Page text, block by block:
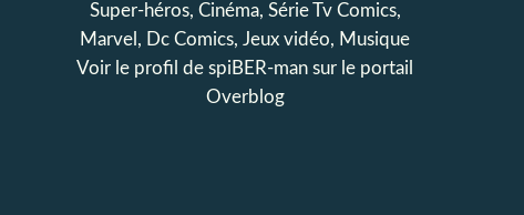
Super-héros, Cinéma, Série Tv Comics,
Marvel, Dc Comics, Jeux vidéo, Musique
Voir le profil de spiBER-man sur le portail
Overblog